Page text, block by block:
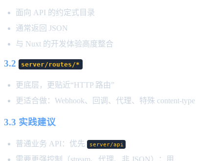
面向 API 的约定式目录
通常返回 JSON
与 Nuxt 的开发体验高度整合
3.2 server/routes/*
更底层，更贴近“HTTP 路由”
更适合做：Webhook、回调、代理、特殊 content-type
3.3 实践建议
普通业务 API：优先 server/api